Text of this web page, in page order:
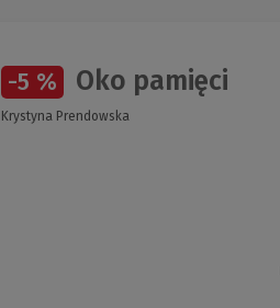
-5 % Oko pamięci
Krystyna Prendowska